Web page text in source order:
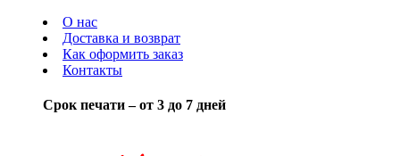
О нас
Доставка и возврат
Как оформить заказ
Контакты
Срок печати – от 3 до 7 дней